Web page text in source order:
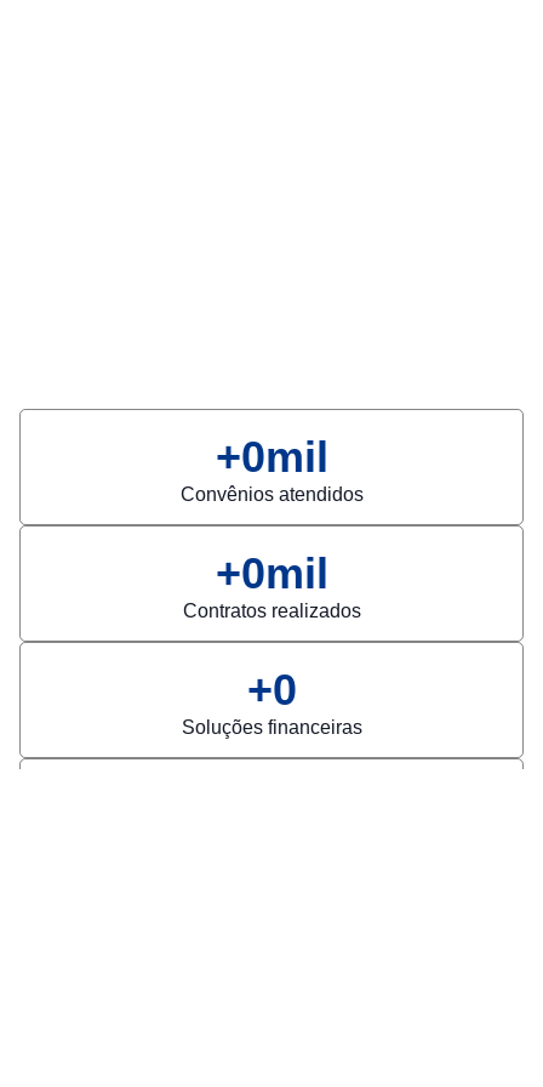
Convênios atendidos
+0mil
Contratos realizados
+0mil
Soluções financeiras
+0